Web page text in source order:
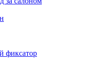
фиксатор